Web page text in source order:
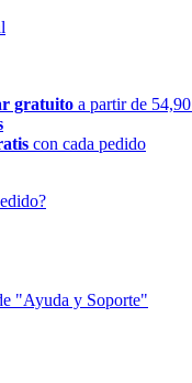
gratuito a partir de
con cada pedido
"Ayuda y Soporte"